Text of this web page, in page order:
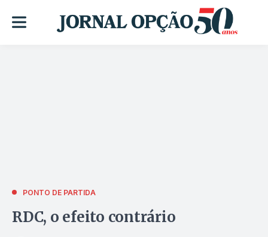
PONTO DE PARTIDA
RDC, o efeito contrário